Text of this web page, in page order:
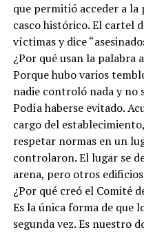
que permitió acceder a
casco histórico. El cartel
víctimas y dice
¿Por qué usan la palabra
Porque hubo varios
nadie controló nada y no
Podía haberse evitado.
cargo del
respetar normas en un
controlaron. El lugar se
arena, pero otros
¿Por qué creó el Comité
Es la única forma de que
segunda vez. Es nuestro